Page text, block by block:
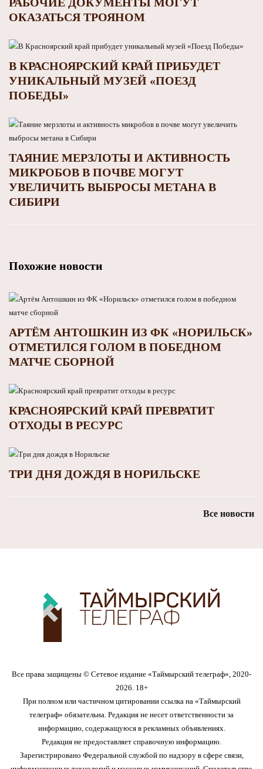
ОКАЗАТЬСЯ ТРОЯНОМ
В КРАСНОЯРСКИЙ КРАЙ ПРИБУДЕТ
УНИКАЛЬНЫЙ МУЗЕЙ «ПОЕЗД
ПОБЕДЫ»
ТАЯНИЕ МЕРЗЛОТЫ И АКТИВНОСТЬ
МИКРОБОВ В ПОЧВЕ МОГУТ
УВЕЛИЧИТЬ ВЫБРОСЫ МЕТАНА В
СИБИРИ
Похожие новости
АРТЁМ АНТОШКИН ИЗ ФК «НОРИЛЬСК»
ОТМЕТИЛСЯ ГОЛОМ В ПОБЕДНОМ
МАТЧЕ СБОРНОЙ
КРАСНОЯРСКИЙ КРАЙ ПРЕВРАТИТ
ОТХОДЫ В РЕСУРС
ТРИ ДНЯ ДОЖДЯ В НОРИЛЬСКЕ
Все новости
Все права защищены © Сетевое издание «Таймырский телеграф», 2020-
2026. 18+
При полном или частичном цитировании ссылка на «Таймырский
телеграф» обязательна. Редакция не несет ответственности за
информацию, содержащуюся в рекламных объявлениях.
Редакция не предоставляет справочную информацию.
Зарегистрировано Федеральной службой по надзору в сфере связи,